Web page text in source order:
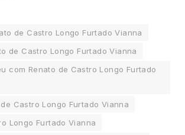
de Castro Longo Furtado Vianna
de Castro Longo Furtado Vianna
com Renato de Castro Longo Furtado
Castro Longo Furtado Vianna
Longo Furtado Vianna